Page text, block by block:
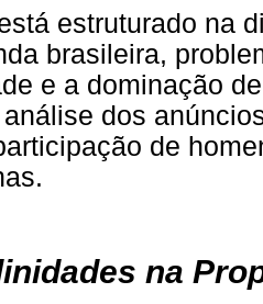
estruturado na
brasileira,
e a dominação
dos
de
na